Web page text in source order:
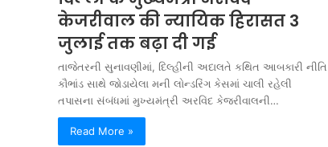
केजरीवाल की न्यायिक हिरासत 3
जुलाई तक बढ़ा दी गई
તાજેતરની સુનાવણીમાં, દિલ્હીની અદાલતે કથિત આબકારી નીતિ
કૌભાંડ સાથે જોડાયેલા મની લોન્ડરિંગ કેસમાં ચાલી રહેલી
તપાસના સંબંધમાં મુખ્યમંત્રી અરવિંદ કેજરીવાલની…
Read More »